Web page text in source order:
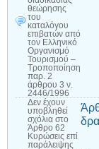
θεώρησης
του
καταλόγου
επιβατών από
τον Ελληνικό
Οργανισμό
Τουρισμού –
Τροποποίηση
παρ. 2
άρθρου 3 ν.
2446/1996
Δεν έχουν
υποβληθεί
σχόλια στο
Άρθρο 62
Κυρώσεις επί
παράλειψης